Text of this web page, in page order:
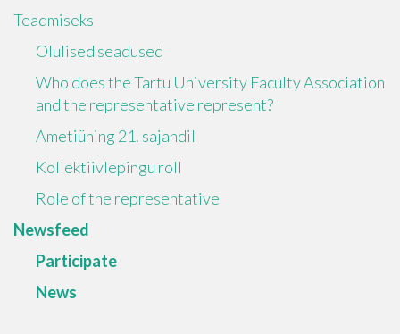
Teadmiseks
Olulised seadused
Who does the Tartu University Faculty Association
and the representative represent?
Ametiühing 21. sajandil
Kollektiivlepingu roll
Role of the representative
Newsfeed
Participate
News